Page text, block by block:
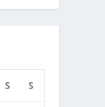
S S